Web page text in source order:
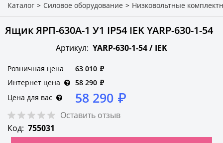
Каталог > Силовое оборудование > Низковольтные
Ящик ЯРП-630А-1 У1 IP54 IEK YARP-630-1-54
Артикул: YARP-630-1-54 / IEK
Розничная цена 63 010 ₽
Интернет цена
58 290 ₽
Цена для вас
58 290 ₽
Оставить отзыв
Код: 755031